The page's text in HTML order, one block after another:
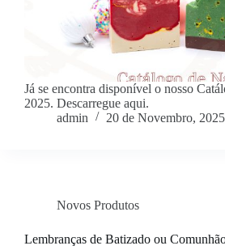
Já se encontra disponível o nosso
2025. Descarregue aqui.
admin
20 de Novembro, 2025
Novos Produtos
Lembranças de Batizado ou